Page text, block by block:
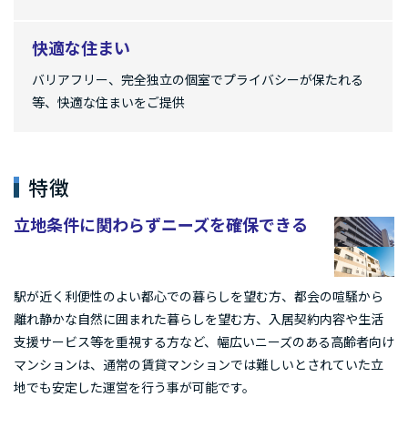
快適な住まい
バリアフリー、完全独立の個室でプライバシーが保たれる
等、快適な住まいをご提供
特徴
立地条件に関わらずニーズを確保できる
駅が近く利便性のよい都心での暮らしを望む方、都会の喧騒から
離れ静かな自然に囲まれた暮らしを望む方、入居契約内容や生活
支援サービス等を重視する方など、幅広いニーズのある高齢者向け
マンションは、通常の賃貸マンションでは難しいとされていた立
地でも安定した運営を行う事が可能です。